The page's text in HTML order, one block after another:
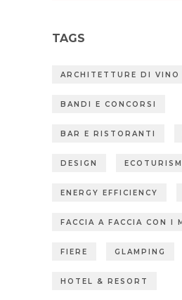
TAGS
ARCHITETTURE DI VINO
BANDI E CONCORSI
BAR E RISTORANTI
DESIGN
ENERGY EFFICIENCY
FACCIA A FACCIA CON I
FIERE GLAMPING
HOTEL & RESORT